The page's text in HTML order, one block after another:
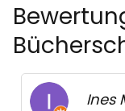
Ines